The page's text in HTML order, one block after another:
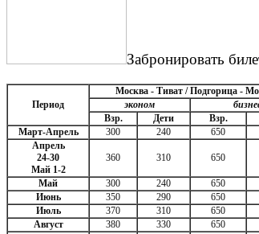
Забронировать
Период
Москва - Тиват / Подгорица -
эконом
Взр.
Дети Взр.
Март-Апрель
300 240 650
Апрель
24-30
Май 1-2
360 310 650
Май 300 240 650
Июнь
350 290 650
Июль
370 310 650
Август
380 330 650